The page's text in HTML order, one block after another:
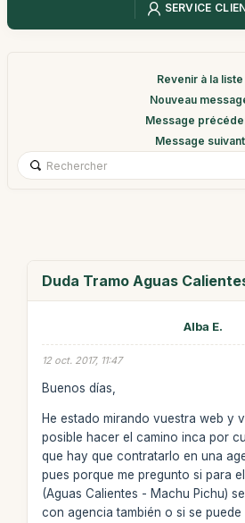
SERVICE
Revenir à la liste
Nouveau
Message
Message suivant
Duda Tramo Aguas
Alba E.
12 oct. 2017, 11:47
Buenos días,
He estado mirando vuestra web y
posible hacer el camino inca por
que hay que contratarlo en una
pues porque me pregunto si para
(Aguas Calientes - Machu Pichu)
con agencia también o si se